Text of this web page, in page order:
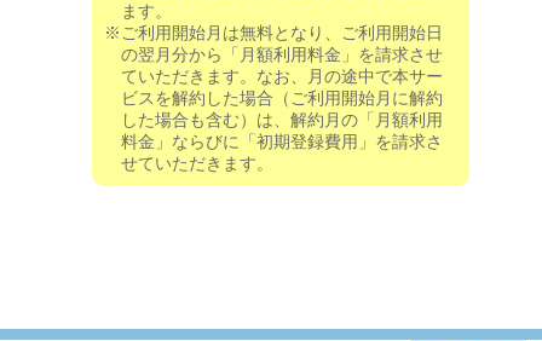
ます。
※ご利用開始月は無料となり、ご利用開始日
の翌月分から「月額利用料金」を請求させ
ていただきます。なお、月の途中で本サー
ビスを解約した場合（ご利用開始月に解約
した場合も含む）は、解約月の「月額利用
料金」ならびに「初期登録費用」を請求さ
せていただきます。